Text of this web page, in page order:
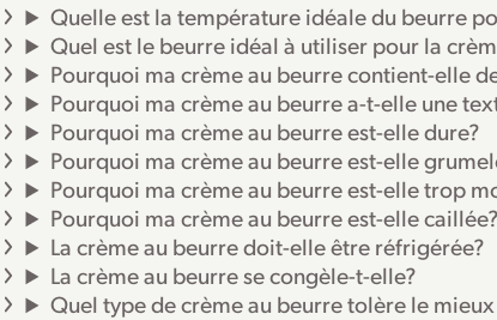
Quelle est la température idéale du beurre
Quel est le beurre idéal à utiliser pour la
Pourquoi ma crème au beurre contient-elle
Pourquoi ma crème au beurre a-t-elle une
Pourquoi ma crème au beurre est-elle dure?
Pourquoi ma crème au beurre est-elle
Pourquoi ma crème au beurre est-elle trop
Pourquoi ma crème au beurre est-elle caillée?
La crème au beurre doit-elle être réfrigérée?
La crème au beurre se congèle-t-elle?
Quel type de crème au beurre tolère le